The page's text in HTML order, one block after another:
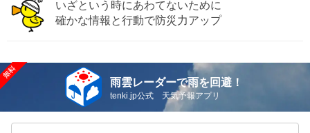
いざという時にあわてないために
確かな情報と行動で防災力アップ
雨雲レーダーで雨を回避！
tenki.jp公式 天気予報アプリ